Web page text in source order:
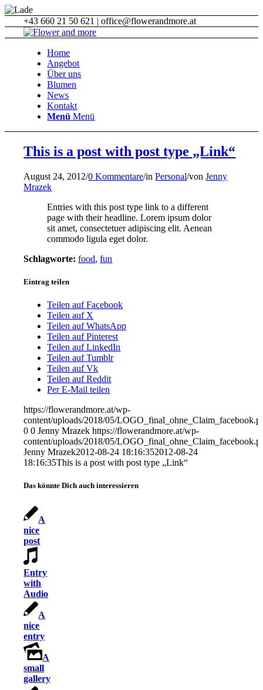
+43 660 21 50 621 | office@flowerandmore.at
Home
Angebot
Über uns
Blumen
News
Kontakt
Menü Menü
This is a post with post type „Link“
August 24, 2012/0 Kommentare/inPersonal/vonJenny
Mrazek
Entries with this post type link to a different
page with their headline. Lorem ipsum dolor
sit amet, consectetuer adipiscing elit. Aenean
commodo ligula eget dolor.
Schlagworte: food,fun
Eintrag teilen
Teilen auf Facebook
Teilen auf X
Teilen auf WhatsApp
Teilen auf Pinterest
Teilen auf LinkedIn
Teilen auf Tumblr
Teilen auf Vk
Teilen auf Reddit
Per E-Mail teilen
https://flowerandmore.at/wp-
content/uploads/2018/05/
0 0 Jenny Mrazek https://flowerandmore.at/wp-
content/uploads/2018/05/
Jenny Mrazek2012-08-24 18:16:352012-08-24
18:16:35This is a post with post type „Link“
Das könnte Dich auch interessieren
A
nice
post
Entry
with
Audio
A
nice
entry
A
small
gallery